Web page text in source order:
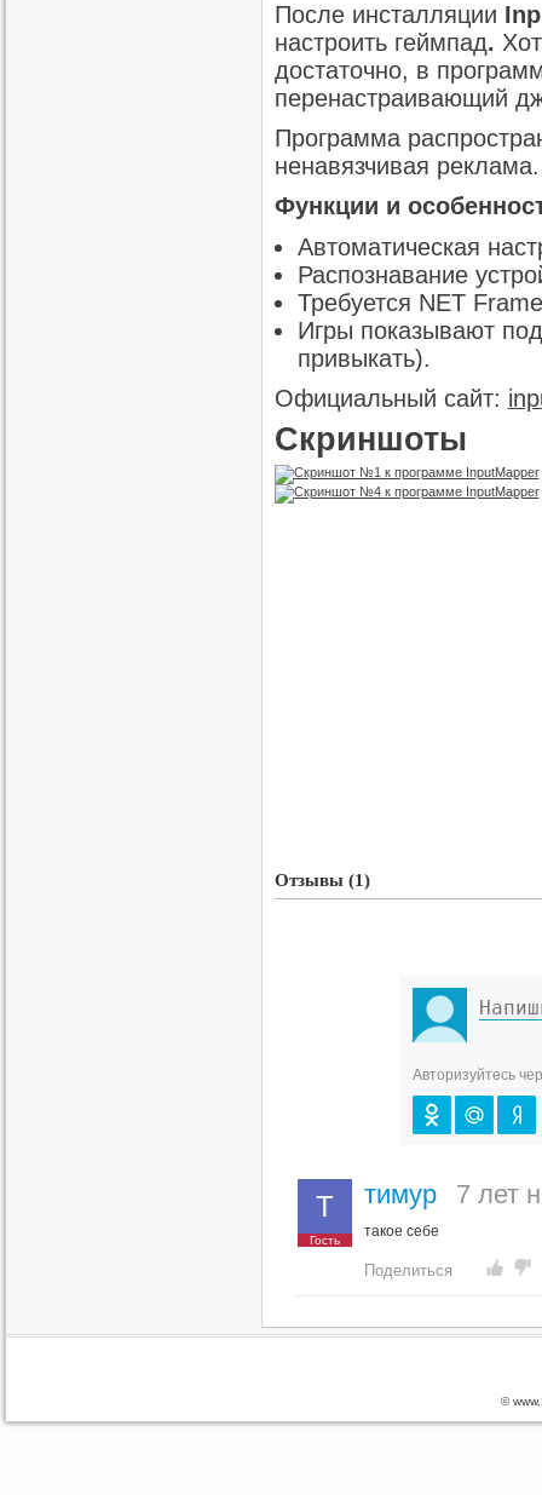
После инсталляции
настроить геймпад.
достаточно, в
перенастраивающий
Программа
ненавязчивая
Функции и
Автоматическая
Распознавание
Требуется NET
Игры показывают
привыкать).
Официальный сайт:
Скриншоты
Отзывы (1)
Авторизуйтесь
Т
Гость
тимур 7 лет
такое себе
Поделиться
©